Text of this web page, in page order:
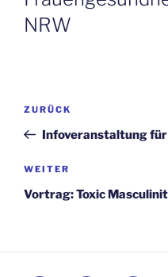
NRW
Beitragsnavigation
Vorheriger
Beitrag
ZURÜCK
Infoveranstaltung
Nächster
Beitrag
WEITER
Vortrag: Toxic